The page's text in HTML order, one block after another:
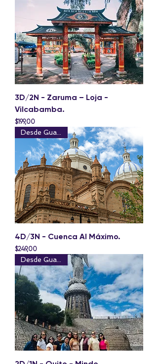
3D/2N - Zaruma – Loja -
Vilcabamba.
Precio
$199,00
4D/3N - Cuenca Al Máximo.
Precio
$249,00